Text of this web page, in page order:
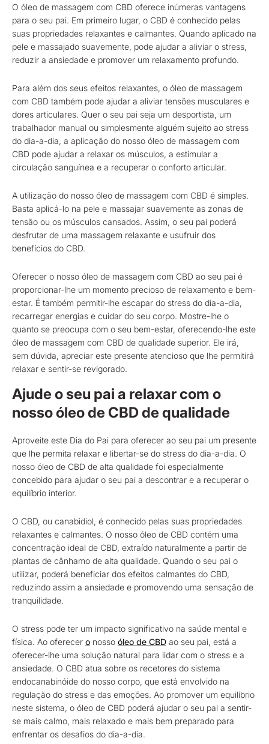
O óleo de massagem com CBD oferece inúmeras vantagens
para o seu pai. Em primeiro lugar, o CBD é conhecido pelas
suas propriedades relaxantes e calmantes. Quando aplicado na
pele e massajado suavemente, pode ajudar a aliviar o stress,
reduzir a ansiedade e promover um relaxamento profundo.
Para além dos seus efeitos relaxantes, o óleo de massagem
com CBD também pode ajudar a aliviar tensões musculares e
dores articulares. Quer o seu pai seja um desportista, um
trabalhador manual ou simplesmente alguém sujeito ao stress
do dia-a-dia, a aplicação do nosso óleo de massagem com
CBD pode ajudar a relaxar os músculos, a estimular a
circulação sanguínea e a recuperar o conforto articular.
A utilização do nosso óleo de massagem com CBD é simples.
Basta aplicá-lo na pele e massajar suavemente as zonas de
tensão ou os músculos cansados. Assim, o seu pai poderá
desfrutar de uma massagem relaxante e usufruir dos
benefícios do CBD.
Oferecer o nosso óleo de massagem com CBD ao seu pai é
proporcionar-lhe um momento precioso de relaxamento e bem-
estar. É também permitir-lhe escapar do stress do dia-a-dia,
recarregar energias e cuidar do seu corpo. Mostre-lhe o
quanto se preocupa com o seu bem-estar, oferecendo-lhe este
óleo de massagem com CBD de qualidade superior. Ele irá,
sem dúvida, apreciar este presente atencioso que lhe permitirá
relaxar e sentir-se revigorado.
Ajude o seu pai a relaxar com o
nosso óleo de CBD de qualidade
Aproveite este Dia do Pai para oferecer ao seu pai um presente
que lhe permita relaxar e libertar-se do stress do dia-a-dia. O
nosso óleo de CBD de alta qualidade foi especialmente
concebido para ajudar o seu pai a descontrar e a recuperar o
equilíbrio interior.
O CBD, ou canabidiol, é conhecido pelas suas propriedades
relaxantes e calmantes. O nosso óleo de CBD contém uma
concentração ideal de CBD, extraído naturalmente a partir de
plantas de cânhamo de alta qualidade. Quando o seu pai o
utilizar, poderá beneficiar dos efeitos calmantes do CBD,
reduzindo assim a ansiedade e promovendo uma sensação de
tranquilidade.
O stress pode ter um impacto significativo na saúde mental e
física. Ao oferecer o nosso óleo de CBD ao seu pai, está a
oferecer-lhe uma solução natural para lidar com o stress e a
ansiedade. O CBD atua sobre os recetores do sistema
endocanabinóide do nosso corpo, que está envolvido na
regulação do stress e das emoções. Ao promover um equilíbrio
neste sistema, o óleo de CBD poderá ajudar o seu pai a sentir-
se mais calmo, mais relaxado e mais bem preparado para
enfrentar os desafios do dia-a-dia.